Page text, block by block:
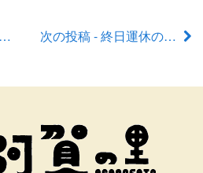
次の投稿 - 終日運休のお知らせ